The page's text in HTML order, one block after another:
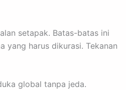
setapak. Batas-batas ini
yang harus dikurasi. Tekanan
global tanpa jeda.